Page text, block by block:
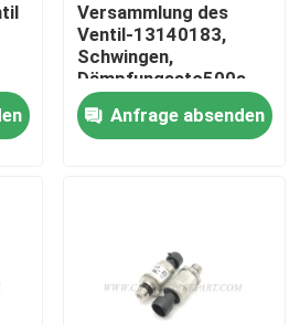
Versammlung des
Ventil-13140183,
Schwingen,
Dämpfungsstc500s-
d2.4.5.1
Anfrage absenden